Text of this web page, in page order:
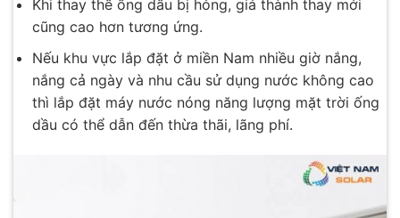
Khi thay thế ống dầu bị hỏng, giá thành thay mới
cũng cao hơn tương ứng.
Nếu khu vực lắp đặt ở miền Nam nhiều giờ nắng,
nắng cả ngày và nhu cầu sử dụng nước không cao
thì lắp đặt máy nước nóng năng lượng mặt trời ống
dầu có thể dẫn đến thừa thãi, lãng phí.